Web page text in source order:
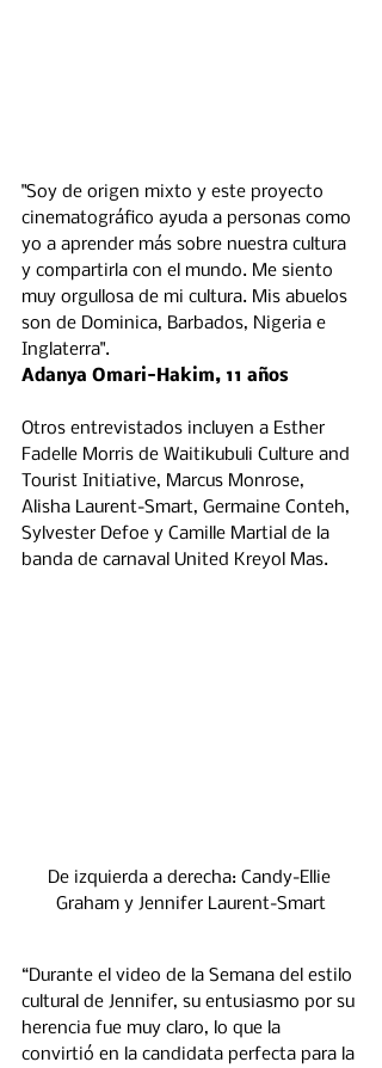
"Soy de origen mixto y este proyecto
cinematográfico ayuda a personas como
yo a aprender más sobre nuestra cultura
y compartirla con el mundo. Me siento
muy orgullosa de mi cultura. Mis abuelos
son de Dominica, Barbados, Nigeria e
Inglaterra".
Adanya Omari-Hakim, 11 años
Otros entrevistados incluyen a Esther
Fadelle Morris de Waitikubuli Culture and
Tourist Initiative, Marcus Monrose,
Alisha Laurent-Smart, Germaine Conteh,
Sylvester Defoe y Camille Martial de la
banda de carnaval United Kreyol Mas.
De izquierda a derecha: Candy-Ellie
Graham y Jennifer Laurent-Smart
“Durante el video de la Semana del estilo
cultural de Jennifer, su entusiasmo por su
herencia fue muy claro, lo que la
convirtió en la candidata perfecta para la